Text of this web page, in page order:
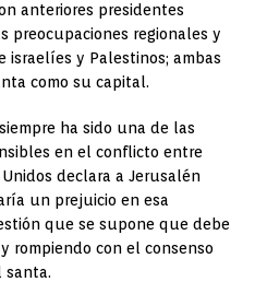
anteriores presidentes
preocupaciones regionales y
israelíes y Palestinos; ambas
como su capital.
ha sido una de las
en el conflicto entre
declara a Jerusalén
un prejuicio en esa
que se supone que debe
rompiendo con el consenso
santa.